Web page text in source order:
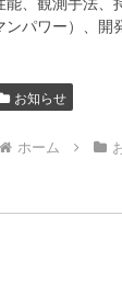
ンパワー）、開
お知らせ
ホーム